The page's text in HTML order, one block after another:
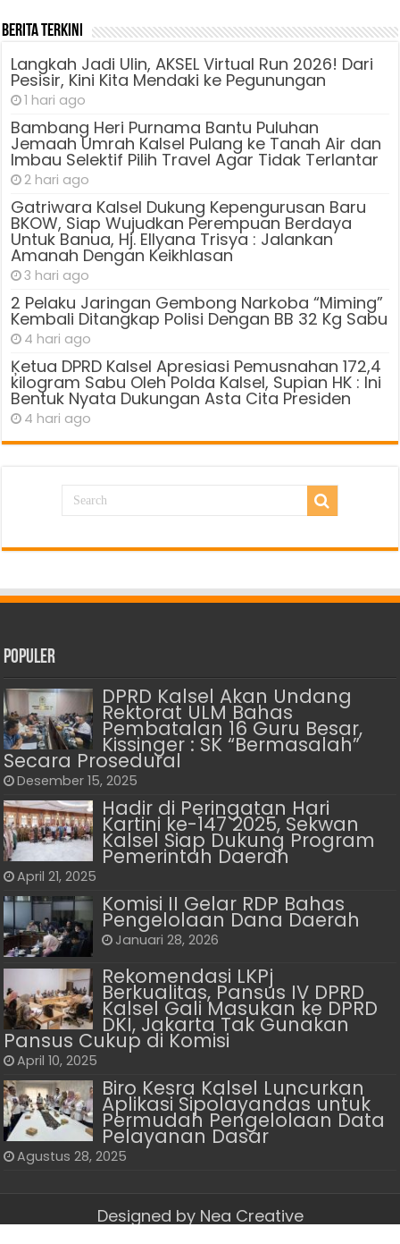
Berita Terkini
Langkah Jadi Ulin, AKSEL Virtual Run 2026! Dari
Pesisir, Kini Kita Mendaki ke Pegunungan
1 hari ago
Bambang Heri Purnama Bantu Puluhan
Jemaah Umrah Kalsel Pulang ke Tanah Air dan
Imbau Selektif Pilih Travel Agar Tidak Terlantar
2 hari ago
Gatriwara Kalsel Dukung Kepengurusan Baru
BKOW, Siap Wujudkan Perempuan Berdaya
Untuk Banua, Hj. Ellyana Trisya : Jalankan
Amanah Dengan Keikhlasan
3 hari ago
2 Pelaku Jaringan Gembong Narkoba “Miming”
Kembali Ditangkap Polisi Dengan BB 32 Kg Sabu
4 hari ago
Ķetua DPRD Kalsel Apresiasi Pemusnahan 172,4
kilogram Sabu Oleh Polda Kalsel, Supian HK : Ini
Bentuk Nyata Dukungan Asta Cita Presiden
4 hari ago
Populer
DPRD Kalsel Akan Undang
Rektorat ULM Bahas
Pembatalan 16 Guru Besar,
Kissinger : SK “Bermasalah”
Secara Prosedural
Desember 15, 2025
Hadir di Peringatan Hari
Kartini ke-147 2025, Sekwan
Kalsel Siap Dukung Program
Pemerintah Daerah
April 21, 2025
Komisi II Gelar RDP Bahas
Pengelolaan Dana Daerah
Januari 28, 2026
Rekomendasi LKPj
Berkualitas, Pansus IV DPRD
Kalsel Gali Masukan ke DPRD
DKI, Jakarta Tak Gunakan
Pansus Cukup di Komisi
April 10, 2025
Biro Kesra Kalsel Luncurkan
Aplikasi Sipolayandas untuk
Permudah Pengelolaan Data
Pelayanan Dasar
Agustus 28, 2025
Designed by Nea Creative